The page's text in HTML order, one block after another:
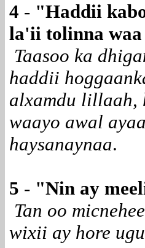
4 - "Haddii
la'ii tolinna
Taasoo ka
haddii
alxamdu lillaah,
waayo awal
haysanaynaa.
5 - "Nin ay
Tan oo
wixii ay hore